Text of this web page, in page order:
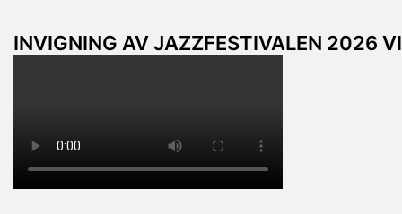
INVIGNING AV JAZZFESTIVALEN 2026